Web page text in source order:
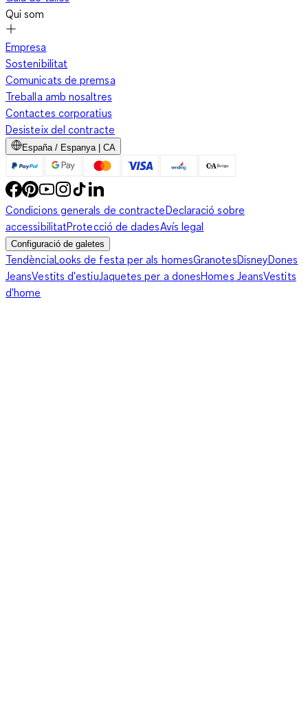
Qui som
Empresa
Sostenibilitat
Comunicats de premsa
Treballa amb nosaltres
Contactes corporatius
Desisteix del contracte
España / Espanya | CA
Condicions generals de contracteDeclaració sobre
accessibilitatProtecció de dadesAvís legal
Configuració de galetes
TendènciaLooks de festa per als homesGranotesDisneyDones
JeansVestits d'estiu Jaquetes per a donesHomes JeansVestits
d'home